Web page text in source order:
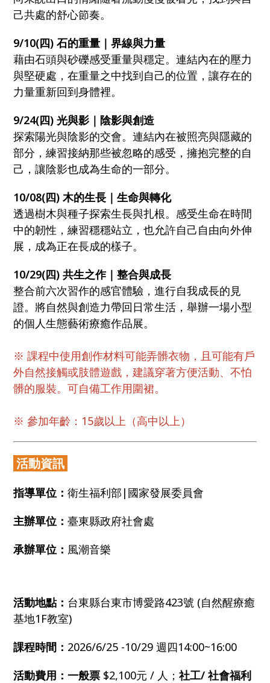
己共處的舒心節奏。
9/10(四) 石的重量｜界線與力量
藉由石頭與砂礫感受重量與穩定。連結內在的壓力
與堅硬處，在重量之中找到自己的位置，讓存在的
力量重新回到身體裡。
9/24(四) 光與影｜陰影與創造
探索陽光與陰影的交會。連結內在被照亮與隱藏的
部分，練習接納那些被忽略的感受，擁抱完整的自
己，讓陰影也成為生命的一部分。
10/08(四) 木的生長｜生命與轉化
透過樹木與種子探索生長與扎根。感受生命在時間
中的韌性，練習穩穩站立，也允許自己自由向外伸
展，成為正在長成的樣子。
10/29(四) 共生之作｜整合與成長
整合前六次習作的感官體驗，進行自我成長的見
證。將自然與創造力帶回日常生活，舉辦一場小型
的個人生態藝術療癒作品展。
※ 課程中使用創作材料可能弄髒衣物，且可能有戶
外自然接觸或肢體遊戲，建議穿著方便活動、不怕
髒的服裝。可自備工作用圍裙。
※ 參加年齡：15歲以上（高中以上）
活動資訊
指導單位：衛生福利部|國家發展委員會
主辦單位：臺東縣政府社會處
承辦單位： 風潮音樂
活動地點： 台東縣台東市博愛路423號 (自然醒療癒
基地1F教室)
課程時間： 2026/6/25 -10/29 週四14:00~16:00
活動費用：一般票 $2,100元 / 人；社工/ 社會福利